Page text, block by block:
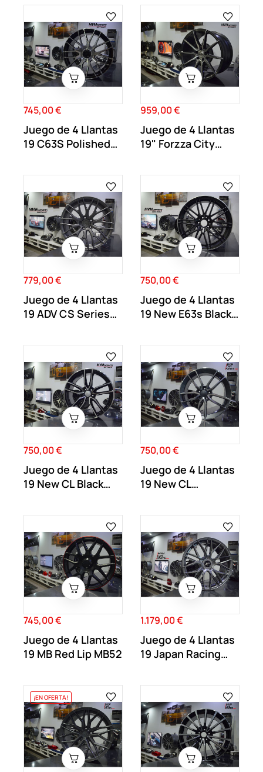
Precio
745,00 €
Juego de 4 Llantas
19 C63S Polished
Precio
959,00 €
Juego de 4 Llantas
19" Forzza City
Precio
779,00 €
Juego de 4 Llantas
19 ADV CS Series
Precio
750,00 €
Juego de 4 Llantas
19 New E63s Black
Precio
750,00 €
Juego de 4 Llantas
19 New CL Black
Precio
750,00 €
Juego de 4 Llantas
19 New CL
Precio
745,00 €
Juego de 4 Llantas
19 MB Red Lip MB52
Precio
1.179,00 €
Juego de 4 Llantas
19 Japan Racing
¡EN OFERTA!